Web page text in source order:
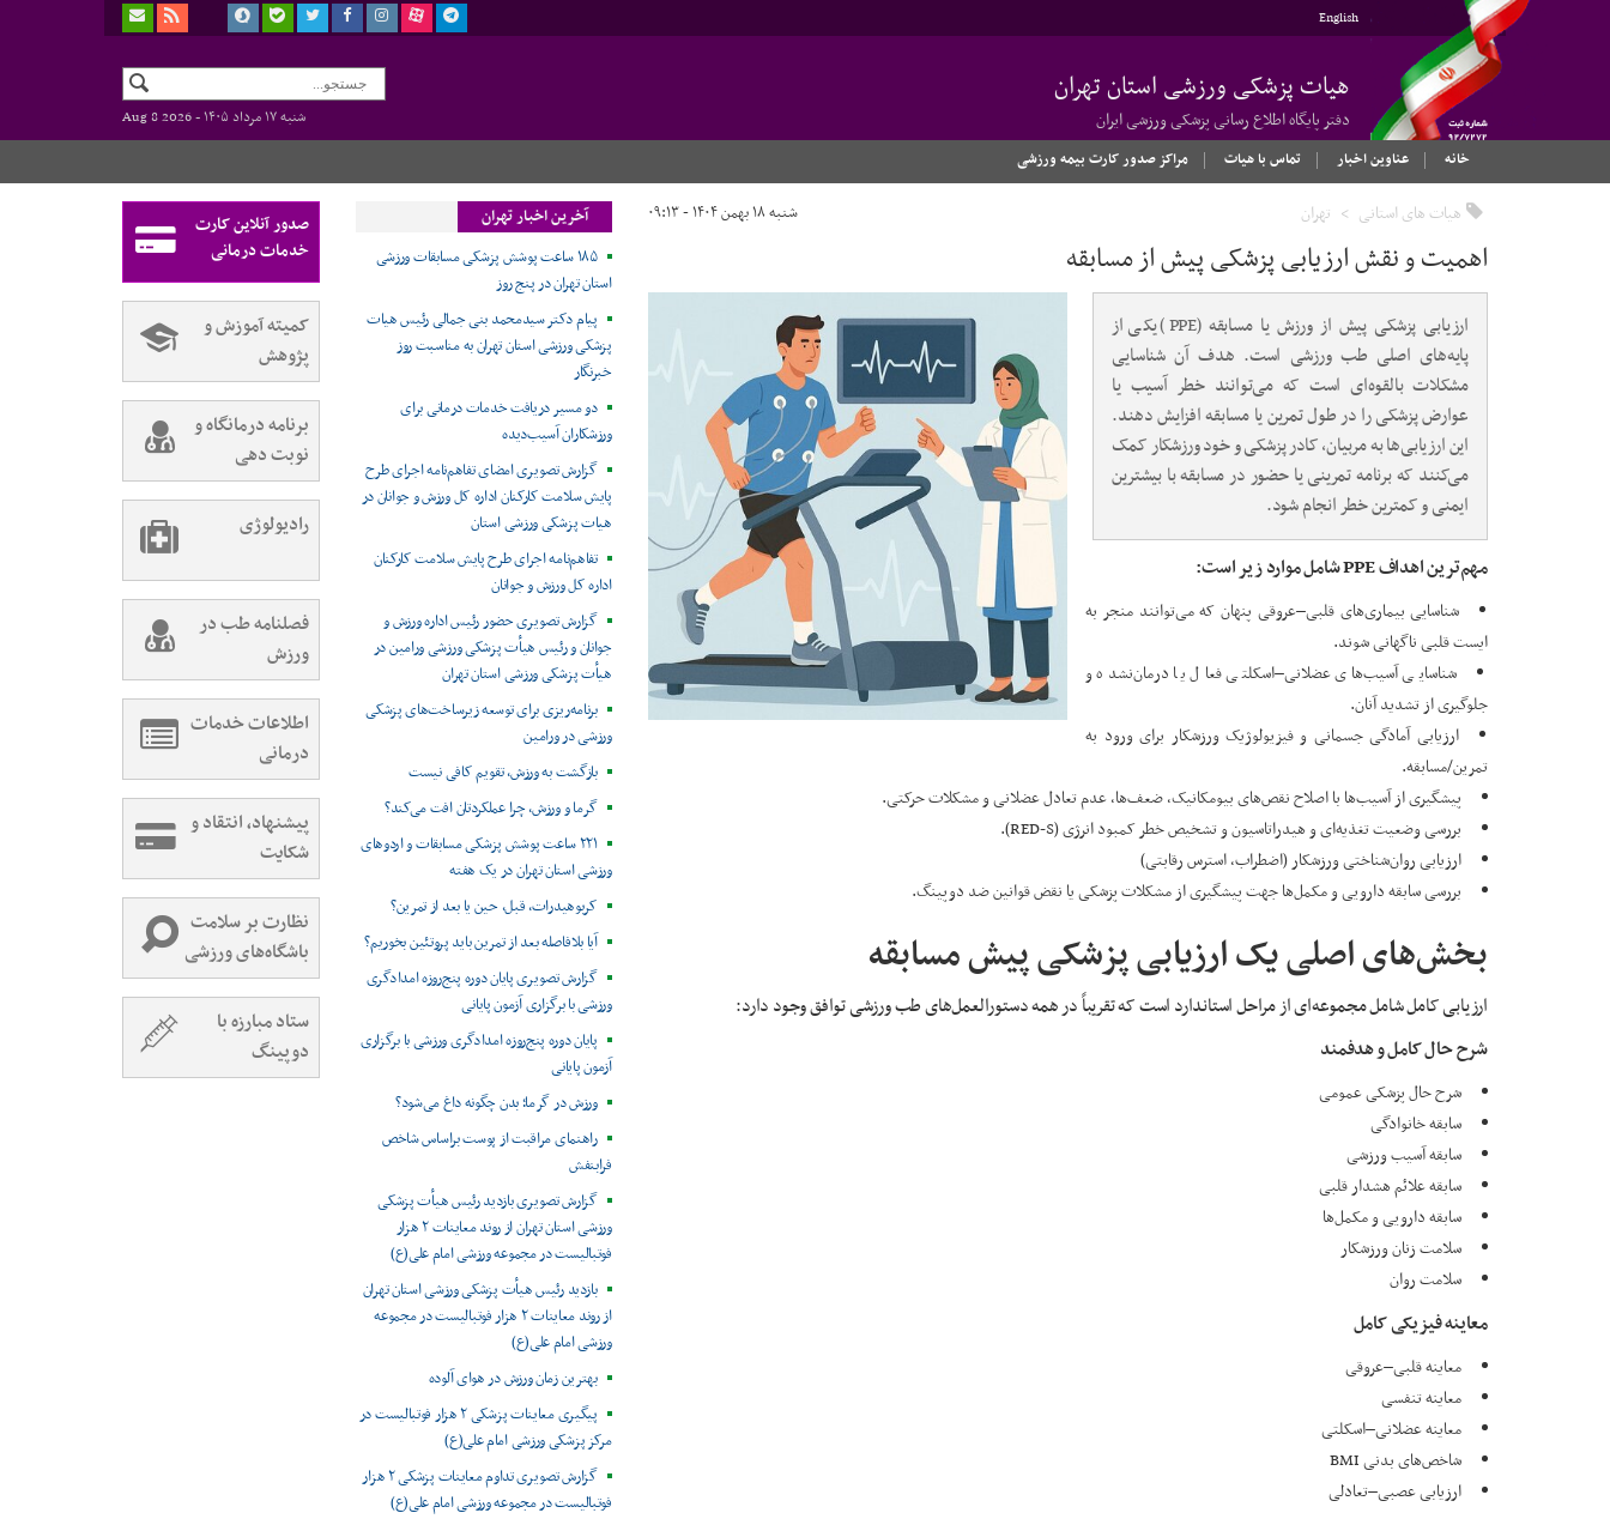
English
هیات پزشکی ورزشی استان تهران
دفتر پایگاه اطلاع رسانی پزشکی ورزشی ایران شنبه ۱۷ مرداد ۱۴۰۵ -
Aug 8 2026
خانه
عناوین اخبار تماس با هیات مراکز صدور کارت بیمه ورزشی
هیات های استانی تهران شنبه ۱۸ بهمن ۱۴۰۴ - ۰۹:۱۳
اهمیت و نقش ارزیابی پزشکی پیش از مسابقه
ارزیابی پزشکی پیش از ورزش یا مسابقه (PPE) یکی از
پایه‌های اصلی طب ورزشی است. هدف آن شناسایی
مشکلات بالقوه‌ای است که می‌توانند خطر آسیب یا
عوارض پزشکی را در طول تمرین یا مسابقه افزایش دهند.
این ارزیابی‌ها به مربیان، کادر پزشکی و خود ورزشکار کمک
می‌کنند که برنامه تمرینی یا حضور در مسابقه با بیشترین
ایمنی و کمترین خطر انجام شود.
مهم‌ترین اهداف PPE شامل موارد زیر است:
شناسایی بیماری‌های قلبی–عروقی پنهان که می‌توانند منجر به
ایست قلبی ناگهانی شوند.
شناسایی آسیب‌های عضلانی–اسکلتی فعال یا درمان‌نشده و
جلوگیری از تشدید آنان.
ارزیابی آمادگی جسمانی و فیزیولوژیک ورزشکار برای ورود به
تمرین/مسابقه.
پیشگیری از آسیب‌ها با اصلاح نقص‌های بیومکانیک، ضعف‌ها، عدم تعادل عضلانی و مشکلات حرکتی.
بررسی وضعیت تغذیه‌ای و هیدراتاسیون و تشخیص خطر کمبود انرژی (RED-S).
ارزیابی روان‌شناختی ورزشکار (اضطراب، استرس رقابتی)
بررسی سابقه دارویی و مکمل‌ها جهت پیشگیری از مشکلات پزشکی یا نقض قوانین ضد دوپینگ.
بخش‌های اصلی یک ارزیابی پزشکی پیش مسابقه
ارزیابی کامل شامل مجموعه‌ای از مراحل استاندارد است که تقریباً در همه دستورالعمل‌های طب ورزشی توافق وجود دارد:
شرح حالکامل و هدفمند
شرح حال پزشکی عمومی
سابقه خانوادگی
سابقه آسیب ورزشی
سابقه علائم هشدار قلبی
سابقه دارویی و مکمل‌ها
سلامت زنان ورزشکار
سلامت روان
معاینه فیزیکی کامل
معاینه قلبی–عروقی
معاینه تنفسی
معاینه عضلانی–اسکلتی
شاخص‌های بدنی BMI
ارزیابی عصبی–تعادلی
آخرین اخبار تهران
۱۸۵ ساعت پوشش پزشکی مسابقات ورزشی
استان تهران در پنج روز
پیام دکتر سیدمحمد بنی جمالی رئیس هیات
پزشکی ورزشی استان تهران به مناسبت روز
خبرنگار
دو مسیر دریافت خدمات درمانی برای
ورزشکاران آسیب‌دیده
گزارش تصویری امضای تفاهم‌نامه اجرای طرح
پایش سلامت کارکنان اداره کل ورزش و جوانان در
هیات پزشکی ورزشی استان
تفاهم‌نامه اجرای طرح پایش سلامت کارکنان
اداره کل ورزش و جوانان
گزارش تصویری حضور رئیس اداره ورزش و
جوانان و رئیس هیأت پزشکی ورزشی ورامین در
هیأت پزشکی ورزشی استان تهران
برنامه‌ریزی برای توسعه زیرساخت‌های پزشکی
ورزشی در ورامین
بازگشت به ورزش، تقویم کافی نیست
گرما و ورزش، چرا عملکردتان افت می‌کند؟
۲۲۱ ساعت پوشش پزشکی مسابقات و اردوهای
ورزشی استان تهران در یک هفته
کربوهیدرات، قبل، حین یا بعد از تمرین؟
آیا بلافاصله بعد از تمرین باید پروتئین بخوریم؟
گزارش تصویری پایان دوره پنج‌روزه امدادگری
ورزشی با برگزاری آزمون پایانی
پایان دوره پنج‌روزه امدادگری ورزشی با برگزاری
آزمون پایانی
ورزش در گرما؛ بدن چگونه داغ می‌شود؟
راهنمای مراقبت از پوست براساس شاخص
فرابنفش
گزارش تصویری بازدید رئیس هیأت پزشکی
ورزشی استان تهران از روند معاینات ۲ هزار
فوتبالیست در مجموعه ورزشی امام علی(ع)
بازدید رئیس هیأت پزشکی ورزشی استان تهران
از روند معاینات ۲ هزار فوتبالیست در مجموعه
ورزشی امام علی(ع)
بهترین زمان ورزش در هوای آلوده
پیگیری معاینات پزشکی ۲ هزار فوتبالیست در
مرکز پزشکی ورزشی امام علی(ع)
گزارش تصویری تداوم معاینات پزشکی ۲ هزار
فوتبالیست در مجموعه ورزشی امام علی(ع)
صدور آنلاین کارت
خدمات درمانی
کمیته آموزش و
پژوهش
برنامه درمانگاه و
نوبت دهی
رادیولوژی
فصلنامه طب در
ورزش
اطلاعات خدمات
درمانی
پیشنهاد، انتقاد و
شکایت
نظارت بر سلامت
باشگاه‌های ورزشی
ستاد مبارزه با
دوپینگ